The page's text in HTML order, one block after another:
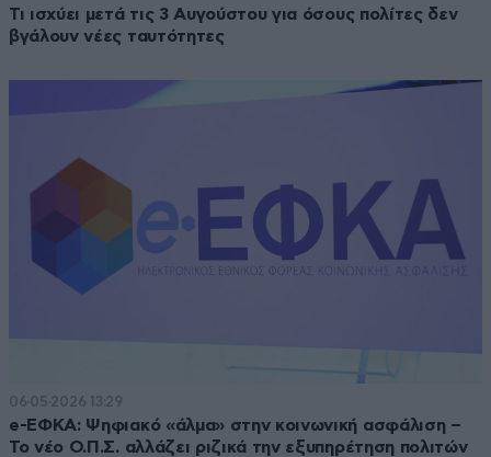
Τι ισχύει μετά τις 3 Αυγούστου για όσους πολίτες δεν
βγάλουν νέες ταυτότητες
06·05·2026 13:29
e-ΕΦΚΑ: Ψηφιακό «άλμα» στην κοινωνική ασφάλιση –
Το νέο Ο.Π.Σ. αλλάζει ριζικά την εξυπηρέτηση πολιτών